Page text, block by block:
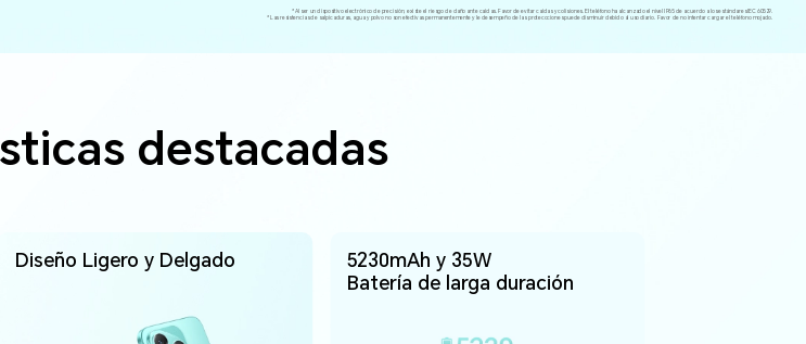
*Al ser un dispositivo electrónico de precisión, existe el riesgo de daño ante caídas. Favor de evitar caídas y colisiones. El teléfono ha alcanzado el nivel IP65 de acuerdo a los estándares IEC 60529.
*Las resistencias de salpicaduras, agua y polvo no son efectivas permanentemente y le desempeño de las proteccciones puede disminuir debido al uso diario. Favor de no intentar cargar el teléfono mojado.
destacadas
Diseño Ligero y Delgado
5230mAh y 35W
Batería de larga duración